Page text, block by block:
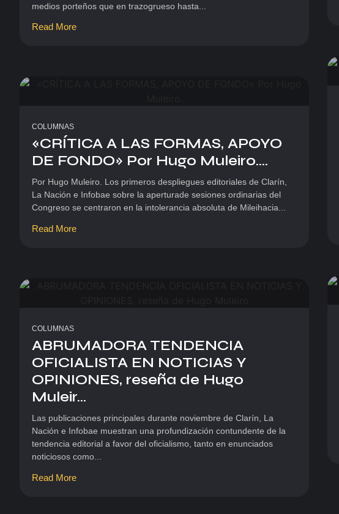
medios porteños que en trazogrueso hasta...
Read More
COLUMNAS
«CRÍTICA A LAS FORMAS, APOYO
DE FONDO» Por Hugo Muleiro....
Por Hugo Muleiro. Los primeros despliegues editoriales de Clarín,
La Nación e Infobae sobre la aperturade sesiones ordinarias del
Congreso se centraron en la intolerancia absoluta de Mileihacia...
Read More
COLUMNAS
ABRUMADORA TENDENCIA
OFICIALISTA EN NOTICIAS Y
OPINIONES, reseña de Hugo
Muleir...
Las publicaciones principales durante noviembre de Clarín, La
Nación e Infobae muestran una profundización contundente de la
tendencia editorial a favor del oficialismo, tanto en enunciados
noticiosos como...
Read More